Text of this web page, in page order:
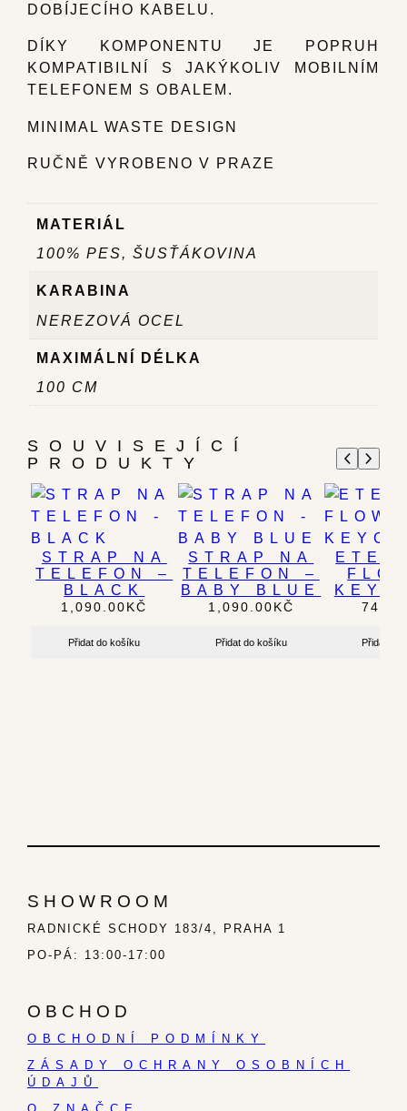
DOBÍJECÍHO KABELU.
DÍKY KOMPONENTU JE POPRUH
KOMPATIBILNÍ S JAKÝKOLIV MOBILNÍM
TELEFONEM S OBALEM.
MINIMAL WASTE DESIGN
RUČNĚ VYROBENO V PRAZE
MATERIÁL
100% PES, ŠUSŤÁKOVINA
KARABINA
NEREZOVÁ OCEL
MAXIMÁLNÍ DÉLKA
100 CM
SOUVISEJÍCÍ
PRODUKTY
STRAP NA
TELEFON –
BLACK
1,090.00KČ
Přidat do košíku
STRAP NA
TELEFON –
BABY BLUE
1,090.00KČ
Přidat do košíku Přidat do
SHOWROOM
RADNICKÉ SCHODY 183/4, PRAHA 1
PO-PÁ: 13:00-17:00
OBCHOD
OBCHODNÍ PODMÍNKY
ZÁSADY OCHRANY OSOBNÍCH
ÚDAJŮ